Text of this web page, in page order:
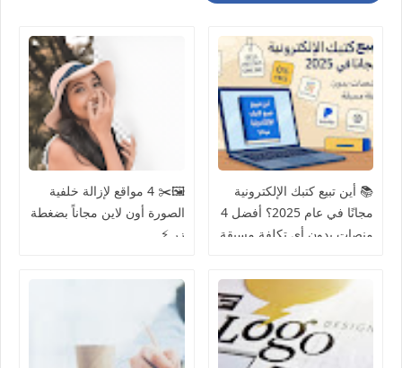
📚 أين تبيع كتبك الإلكترونية
مجانًا في عام 2025؟ أفضل 4
منصات بدون أي تكلفة مسبقة
🖼️✂️ 4 مواقع لإزالة خلفية
الصورة أون لاين مجاناً بضغطة
زر ⚡️